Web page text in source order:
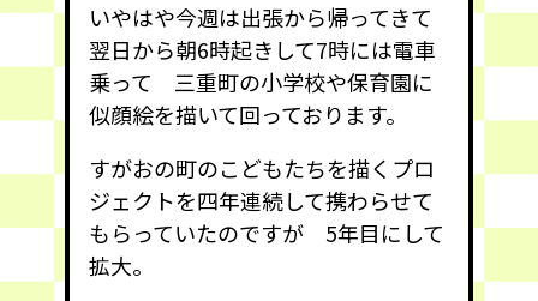
いやはや今週は出張から帰ってきて
翌日から朝6時起きして7時には電車
乗って 三重町の小学校や保育園に
似顔絵を描いて回っております。
すがおの町のこどもたちを描くプロ
ジェクトを四年連続して携わらせて
もらっていたのですが 5年目にして
拡大。